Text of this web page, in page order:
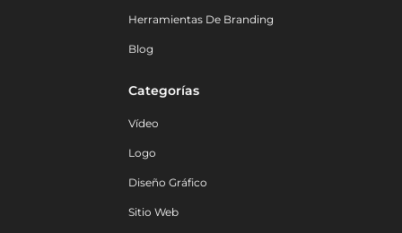
Herramientas De Branding
Blog
Categorías
Vídeo
Logo
Diseño Gráfico
Sitio Web